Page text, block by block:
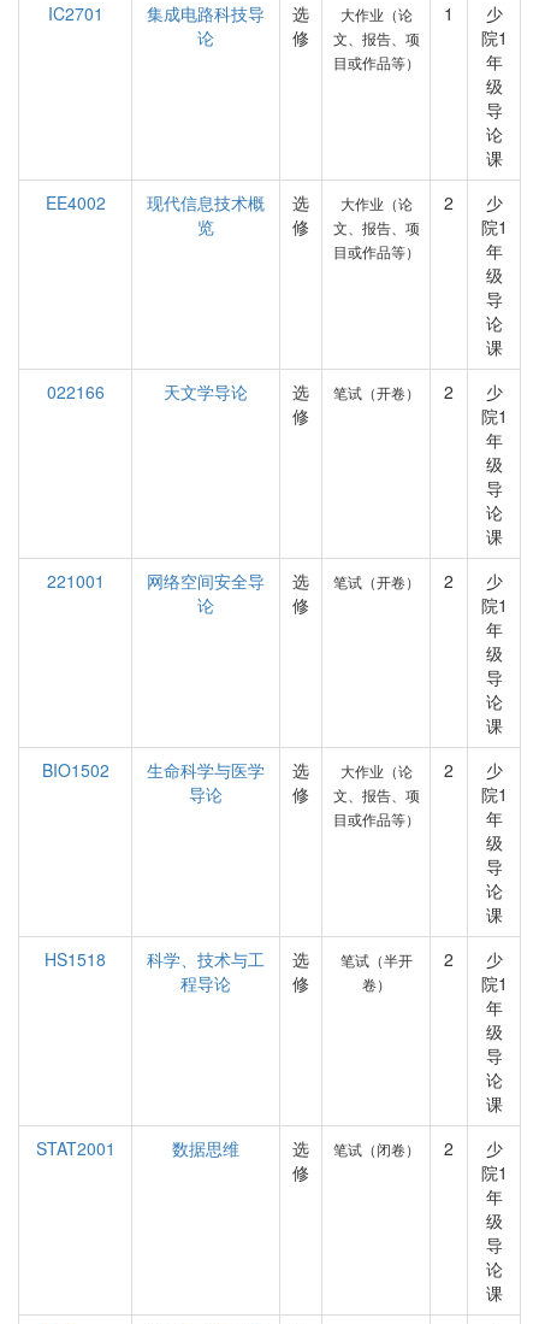
IC2701
集成电路科技导
论
选
修
大作业（论
文、报告、项
目或作品等）
1
少
院1
年
级
导
论
课
EE4002
现代信息技术概
览
选
修
大作业（论
文、报告、项
目或作品等）
2
少
院1
年
级
导
论
课
022166
天文学导论
选
修
笔试（开卷） 2
少
院1
年
级
导
论
课
221001
网络空间安全导
论
选
修
笔试（开卷） 2
少
院1
年
级
导
论
课
BIO1502
生命科学与医学
导论
选
修
大作业（论
文、报告、项
目或作品等）
2
少
院1
年
级
导
论
课
HS1518
科学、技术与工
程导论
选
修
笔试（半开
卷）
2
少
院1
年
级
导
论
课
STAT2001
数据思维
选
修
笔试（闭卷） 2
少
院1
年
级
导
论
课